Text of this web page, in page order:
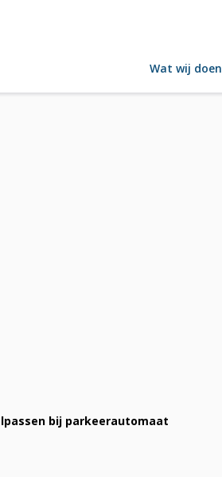
Wat wij doen
bij parkeerautomaat